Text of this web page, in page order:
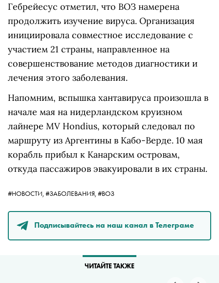
Гебрейесус отметил, что ВОЗ намерена
продолжить изучение вируса. Организация
инициировала совместное исследование с
участием 21 страны, направленное на
совершенствование методов диагностики и
лечения этого заболевания.
Напомним, вспышка хантавируса произошла в
начале мая на нидерландском круизном
лайнере MV Hondius, который следовал по
маршруту из Аргентины в Кабо-Верде. 10 мая
корабль прибыл к Канарским островам,
откуда пассажиров эвакуировали в их страны.
#НОВОСТИ, #ЗАБОЛЕВАНИЯ, #ВОЗ
Подписывайтесь на наш канал в Телеграме
ЧИТАЙТЕ ТАКЖЕ